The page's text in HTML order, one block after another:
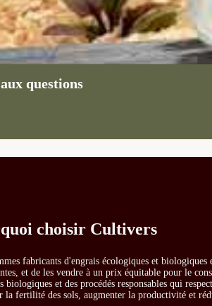
questions
choisir Cultivers
fabricants d'engrais écologiques et
et de les vendre à un prix équitable pour le
biologiques et des procédés responsables qui
la fertilité des sols, augmenter la productivité et